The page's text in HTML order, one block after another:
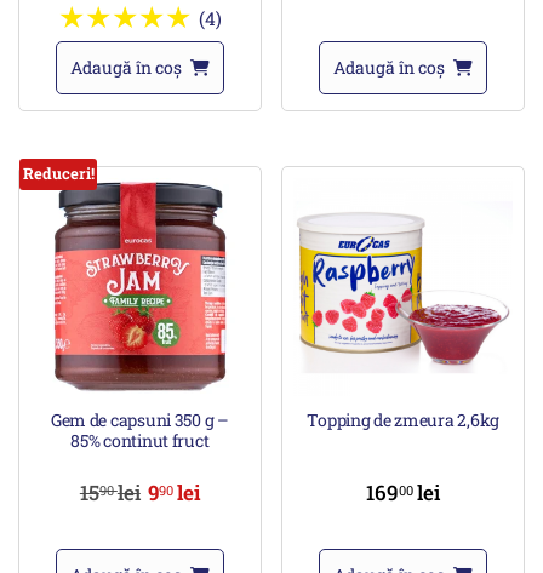
(4)
Adaugă în coș Adaugă în coș
Reduceri!
Gem de capsuni 350 g –
85% continut fruct
1590lei 990 lei
Topping de zmeura 2,6kg
16900lei